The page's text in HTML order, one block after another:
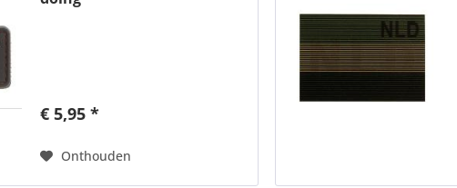
€ 5,95 *
Onthouden